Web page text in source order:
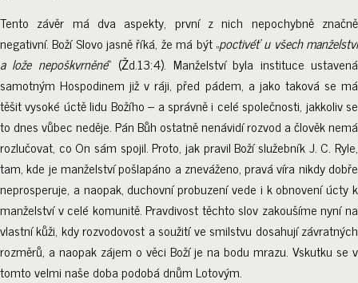
Tento závěr má dva aspekty, první z nich nepochybně značně
negativní. Boží Slovo jasně říká, že má být „poctivéť u všech manželství
a lože nepoškvrněné“ (Žd.13:4). Manželství byla instituce ustavená
samotným Hospodinem již v ráji, před pádem, a jako taková se má
těšit vysoké úctě lidu Božího – a správně i celé společnosti, jakkoliv se
to dnes vůbec neděje. Pán Bůh ostatně nenávidí rozvod a člověk nemá
rozlučovat, co On sám spojil. Proto, jak pravil Boží služebník J. C. Ryle,
tam, kde je manželství pošlapáno a zneváženo, pravá víra nikdy dobře
neprosperuje, a naopak, duchovní probuzení vede i k obnovení úcty k
manželství v celé komunitě. Pravdivost těchto slov zakoušíme nyní na
vlastní kůži, kdy rozvodovost a soužití ve smilstvu dosahují závratných
rozměrů, a naopak zájem o věci Boží je na bodu mrazu. Vskutku se v
tomto velmi naše doba podobá dnům Lotovým.